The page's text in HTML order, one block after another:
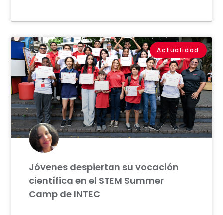
Actualidad
Jóvenes despiertan su vocación
científica en el STEM Summer
Camp de INTEC